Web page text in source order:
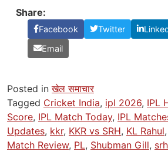
Share:
Facebook Twitter
Email
Posted inखेल समाचार
Tagged Cricket India, ipl 2026, IPL
Score, IPL Match Today, IPL
Updates, kkr, KKR vs SRH, KL Rahul,
Match Review, PL, Shubman Gill, srh